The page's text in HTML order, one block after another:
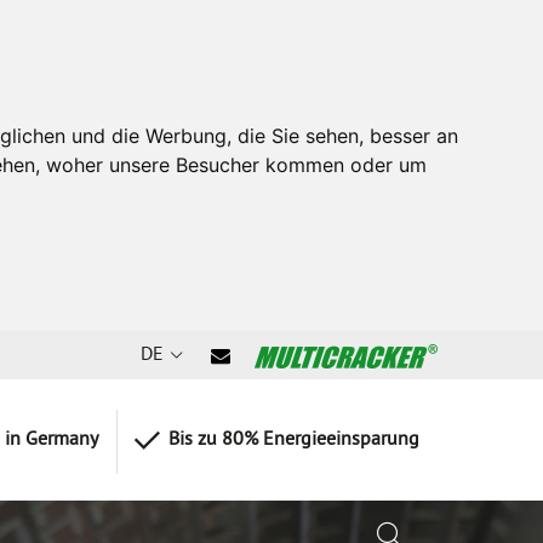
und die Werbung, die Sie sehen, besser an
woher unsere Besucher kommen oder um
DE
in Germany Bis zu 80% Energieeinsparung